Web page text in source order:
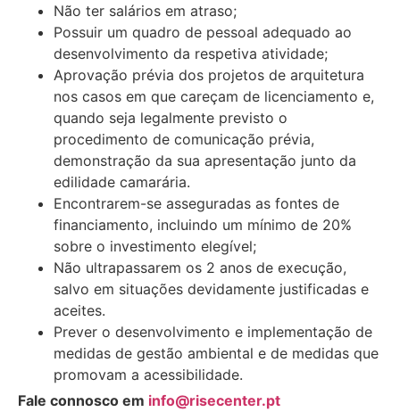
Não ter salários em atraso;
Possuir um quadro de pessoal adequado ao
desenvolvimento da respetiva atividade;
Aprovação prévia dos projetos de arquitetura
nos casos em que careçam de licenciamento e,
quando seja legalmente previsto o
procedimento de comunicação prévia,
demonstração da sua apresentação junto da
edilidade camarária.
Encontrarem-se asseguradas as fontes de
financiamento, incluindo um mínimo de 20%
sobre o investimento elegível;
Não ultrapassarem os 2 anos de execução,
salvo em situações devidamente justificadas e
aceites.
Prever o desenvolvimento e implementação de
medidas de gestão ambiental e de medidas que
promovam a acessibilidade.
Fale connosco em info@risecenter.pt